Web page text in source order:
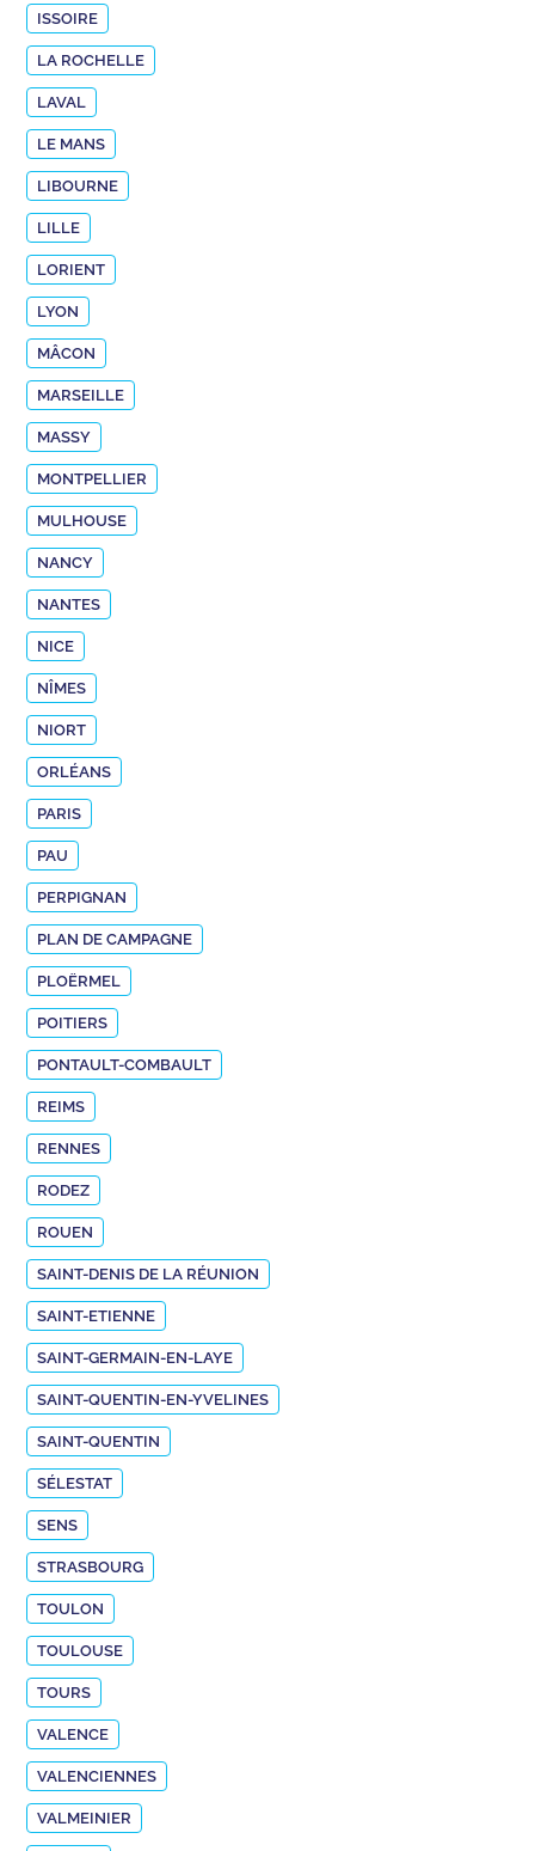
ISSOIRE
LA ROCHELLE
LAVAL
LE MANS
LIBOURNE
LILLE
LORIENT
LYON
MÂCON
MARSEILLE
MASSY
MONTPELLIER
MULHOUSE
NANCY
NANTES
NICE
NÎMES
NIORT
ORLÉANS
PARIS
PAU
PERPIGNAN
PLAN DE CAMPAGNE
PLOËRMEL
POITIERS
PONTAULT-COMBAULT
REIMS
RENNES
RODEZ
ROUEN
SAINT-DENIS DE LA RÉUNION
SAINT-ETIENNE
SAINT-GERMAIN-EN-LAYE
SAINT-QUENTIN-EN-YVELINES
SAINT-QUENTIN
SÉLESTAT
SENS
STRASBOURG
TOULON
TOULOUSE
TOURS
VALENCE
VALENCIENNES
VALMEINIER